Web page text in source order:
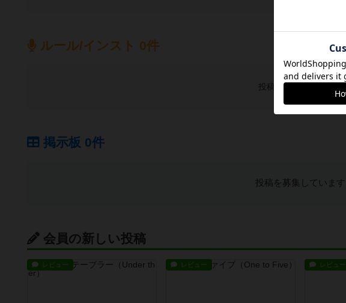
ルール/インスト 0件
投稿を募集しています
掲示板 0件
投稿を募集しています
会員の新しい投稿
レビュー レビュー レビュー